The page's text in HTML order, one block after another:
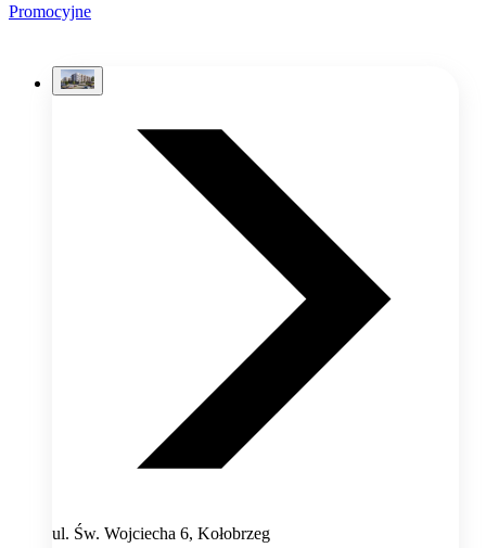
Promocyjne
ul. Św. Wojciecha 6, Kołobrzeg